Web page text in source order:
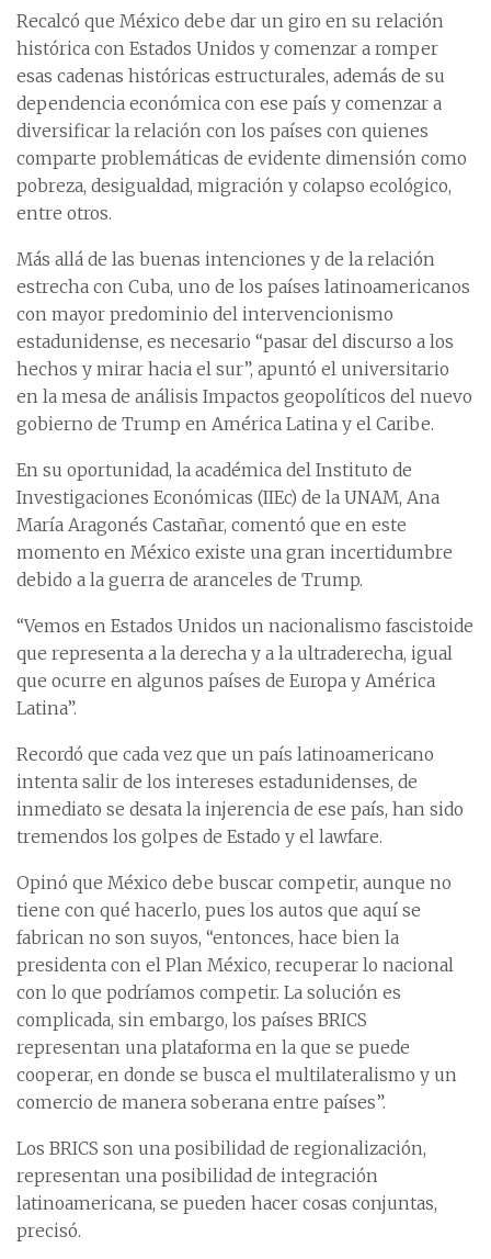
Recalcó que México debe dar un giro en su relación
histórica con Estados Unidos y comenzar a romper
esas cadenas históricas estructurales, además de su
dependencia económica con ese país y comenzar a
diversificar la relación con los países con quienes
comparte problemáticas de evidente dimensión como
pobreza, desigualdad, migración y colapso ecológico,
entre otros.
Más allá de las buenas intenciones y de la relación
estrecha con Cuba, uno de los países latinoamericanos
con mayor predominio del intervencionismo
estadunidense, es necesario “pasar del discurso a los
hechos y mirar hacia el sur”, apuntó el universitario
en la mesa de análisis Impactos geopolíticos del nuevo
gobierno de Trump en América Latina y el Caribe.
En su oportunidad, la académica del Instituto de
Investigaciones Económicas (IIEc) de la UNAM, Ana
María Aragonés Castañar, comentó que en este
momento en México existe una gran incertidumbre
debido a la guerra de aranceles de Trump.
“Vemos en Estados Unidos un nacionalismo fascistoide
que representa a la derecha y a la ultraderecha, igual
que ocurre en algunos países de Europa y América
Latina”.
Recordó que cada vez que un país latinoamericano
intenta salir de los intereses estadunidenses, de
inmediato se desata la injerencia de ese país, han sido
tremendos los golpes de Estado y el lawfare.
Opinó que México debe buscar competir, aunque no
tiene con qué hacerlo, pues los autos que aquí se
fabrican no son suyos, “entonces, hace bien la
presidenta con el Plan México, recuperar lo nacional
con lo que podríamos competir. La solución es
complicada, sin embargo, los países BRICS
representan una plataforma en la que se puede
cooperar, en donde se busca el multilateralismo y un
comercio de manera soberana entre países”.
Los BRICS son una posibilidad de regionalización,
representan una posibilidad de integración
latinoamericana, se pueden hacer cosas conjuntas,
precisó.